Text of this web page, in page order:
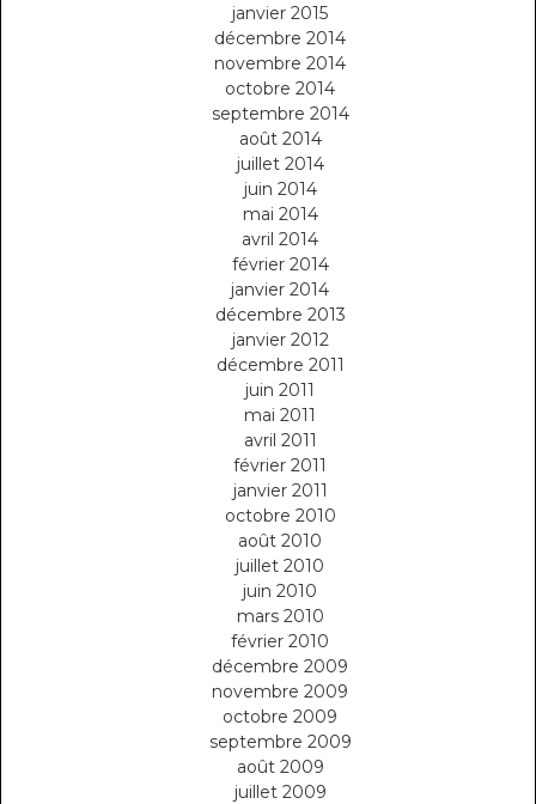
janvier 2015
décembre 2014
novembre 2014
octobre 2014
septembre 2014
août 2014
juillet 2014
juin 2014
mai 2014
avril 2014
février 2014
janvier 2014
décembre 2013
janvier 2012
décembre 2011
juin 2011
mai 2011
avril 2011
février 2011
janvier 2011
octobre 2010
août 2010
juillet 2010
juin 2010
mars 2010
février 2010
décembre 2009
novembre 2009
octobre 2009
septembre 2009
août 2009
juillet 2009